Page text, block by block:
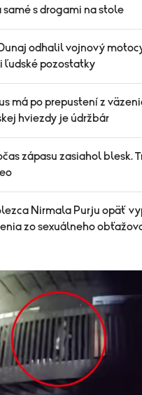
samé s drogami na stole
odhalil vojnový
ľudské pozostatky
má po prepustení z
hviezdy je údržbár
zápasu zasiahol blesk.
Nirmala Purju opäť
zo sexuálneho